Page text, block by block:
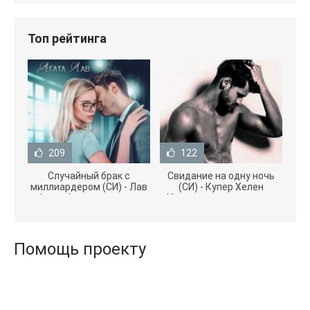
Топ рейтинга
209
Случайный брак с
миллиардером (СИ) - Лав
Агата (полная версия
122
Свидание на одну ночь
(СИ) - Купер Хелен
(бесплатные серии книг
Помощь проекту